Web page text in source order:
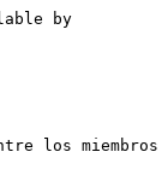
by
los miembros